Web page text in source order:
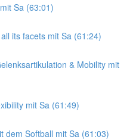
Sa (63:01)
its facets mit Sa (61:24)
& Mobility mit
mit Sa (61:49)
dem Softball mit Sa (61:03)